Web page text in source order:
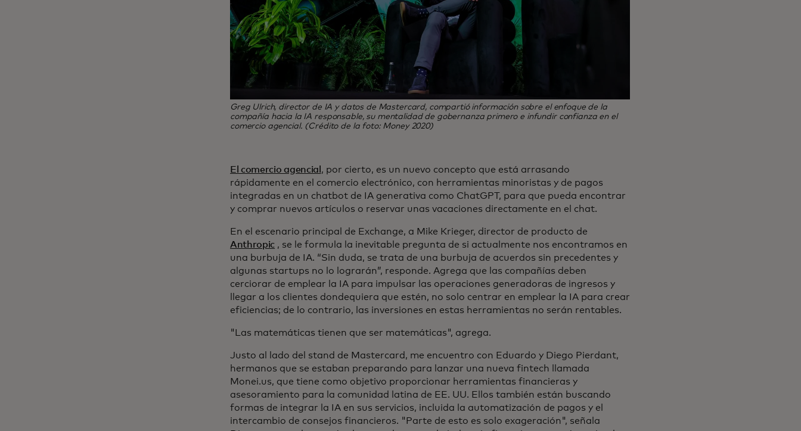
Greg Ulrich, director de IA y datos de Mastercard, compartió información sobre el enfoque de la
compañía hacia la IA responsable, su mentalidad de gobernanza primero e infundir confianza en el
comercio agencial. (Crédito de la foto: Money 2020)
El comercio agencial , por cierto, es un nuevo concepto que está arrasando
rápidamente en el comercio electrónico, con herramientas minoristas y de pagos
integradas en un chatbot de IA generativa como ChatGPT, para que pueda encontrar
y comprar nuevos artículos o reservar unas vacaciones directamente en el chat.
En el escenario principal de Exchange, a Mike Krieger, director de producto de
Anthropic , se le formula la inevitable pregunta de si actualmente nos encontramos en
una burbuja de IA. “Sin duda, se trata de una burbuja de acuerdos sin precedentes y
algunas startups no lo lograrán”, responde. Agrega que las compañías deben
cerciorar de emplear la IA para impulsar las operaciones generadoras de ingresos y
llegar a los clientes dondequiera que estén, no solo centrar en emplear la IA para crear
eficiencias; de lo contrario, las inversiones en estas herramientas no serán rentables.
"Las matemáticas tienen que ser matemáticas", agrega.
Justo al lado del stand de Mastercard, me encuentro con Eduardo y Diego Pierdant,
hermanos que se estaban preparando para lanzar una nueva fintech llamada
Monei.us, que tiene como objetivo proporcionar herramientas financieras y
asesoramiento para la comunidad latina de EE. UU. Ellos también están buscando
formas de integrar la IA en sus servicios, incluida la automatización de pagos y el
intercambio de consejos financieros. "Parte de esto es solo exageración", señala